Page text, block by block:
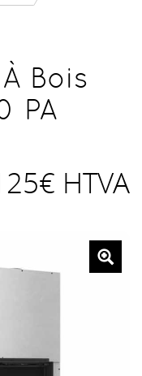
Bois
PA
HTVA